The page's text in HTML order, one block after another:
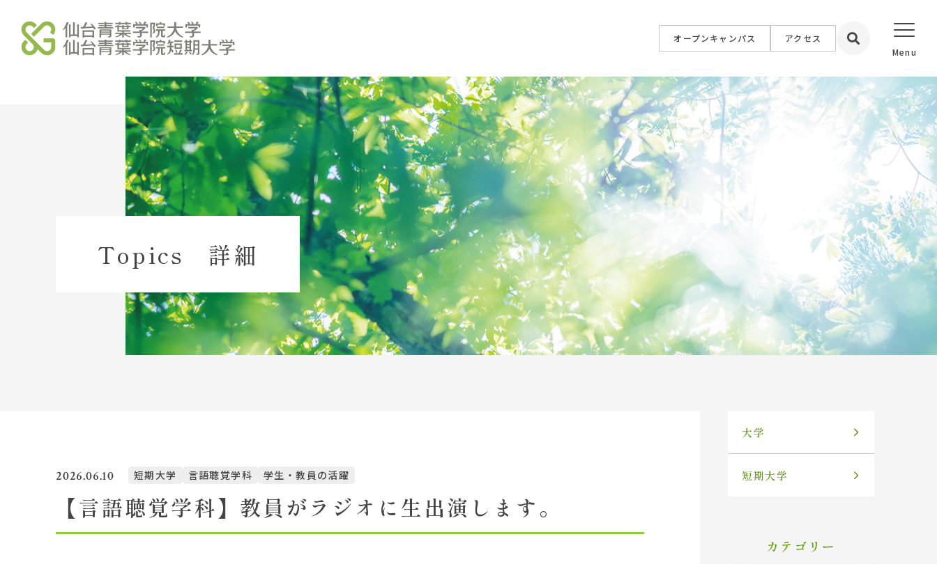
オープンキャンパス アクセス
オープンキャンパス アクセス
学校法人北杜学園
北杜学園 総合サイト
北杜学園 総合案内
北杜学園 事業・財務報告
北杜学園 諸規程
北杜学園 役員等名簿
Topics
大学概要
大学概要
学長挨拶
学長エッセイ
情報公開
社会連携・公開講座
宮城県 高大連携事業
アクセス
北杜学園設置校
仙台青葉学院大学
仙台青葉学院短期大学
仙台医療福祉専門学校
仙台大原簿記情報公務員専門学校
仙台工科専門学校
仙台デザイン専門学校
Topics 詳細
2026.06.10 短期大学 言語聴覚学科 学生・教員の活躍
【言語聴覚学科】教員がラジオに生出演します。
大学
短期大学
カテゴリー